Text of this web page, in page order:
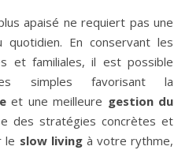
apaisé ne requiert pas une
quotidien. En conservant les
et familiales, il est possible
simples favorisant la
et une meilleure gestion du
des stratégies concrètes et
le slow livingà votre rythme,